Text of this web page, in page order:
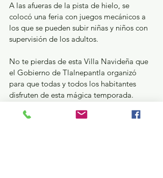
A las afueras de la pista de hielo, se
colocó una feria con juegos mecánicos a
los que se pueden subir niñas y niños con
supervisión de los adultos.
No te pierdas de esta Villa Navideña que
el Gobierno de Tlalnepantla organizó
para que todas y todos los habitantes
disfruten de esta mágica temporada.